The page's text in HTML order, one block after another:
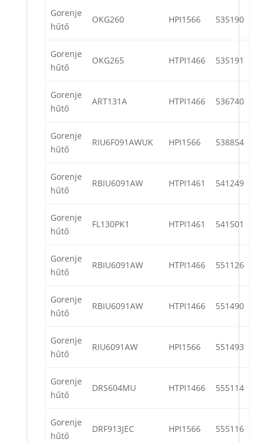
Gorenje
hűtő
OKG260 HPI1566 535190
Gorenje
hűtő
OKG265 HTPI1466 535191
Gorenje
hűtő
ART131A HTPI1466 536740
Gorenje
hűtő
RIU6F091AWUK HPI1566 538854
Gorenje
hűtő
RBIU6091AW HTPI1461 541249
Gorenje
hűtő
FL130PK1 HTPI1461 541501
Gorenje
hűtő
RBIU6091AW HTPI1466 551126
Gorenje
hűtő
RBIU6091AW HTPI1466 551490
Gorenje
hűtő
RIU6091AW HPI1566 551493
Gorenje
hűtő
DRS604MU HTPI1466 555114
Gorenje
hűtő
DRF913JEC HPI1566 555116